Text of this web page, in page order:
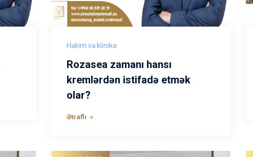
Həkim və klinika
Rozasea zamanı hansı
kremlərdən istifadə etmək
olar?
Ətraflı